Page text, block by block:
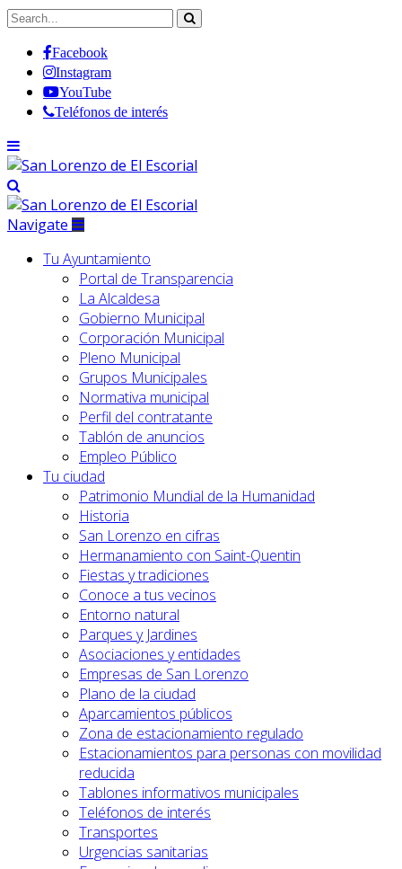
Facebook
Instagram
YouTube
Teléfonos de interés
Navigate
Tu Ayuntamiento
Portal de Transparencia
La Alcaldesa
Gobierno Municipal
Corporación Municipal
Pleno Municipal
Grupos Municipales
Normativa municipal
Perfil del contratante
Tablón de anuncios
Empleo Público
Tu ciudad
Patrimonio Mundial de la Humanidad
Historia
San Lorenzo en cifras
Hermanamiento con Saint-Quentin
Fiestas y tradiciones
Conoce a tus vecinos
Entorno natural
Parques y Jardines
Asociaciones y entidades
Empresas de San Lorenzo
Plano de la ciudad
Aparcamientos públicos
Zona de estacionamiento regulado
Estacionamientos para personas con movilidad
reducida
Tablones informativos municipales
Teléfonos de interés
Transportes
Urgencias sanitarias